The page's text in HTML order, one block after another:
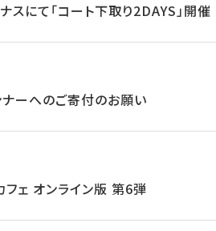
スにて「コート下取り2DAYS」開催
ナーへのご寄付のお願い
フェ オンライン版 第6弾